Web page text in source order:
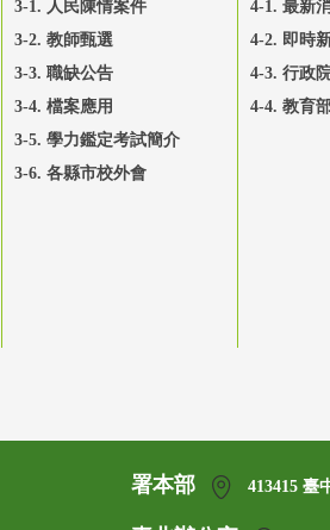
3-1. 人民陳情案件
3-2. 教師甄選
3-3. 職缺公告
3-4. 檔案應用
3-5. 學力鑑定考試簡介
3-6. 各縣市校外會
4-1. 最新
4-2. 即時
4-3. 行政
4-4. 教育
署本部 413415 臺